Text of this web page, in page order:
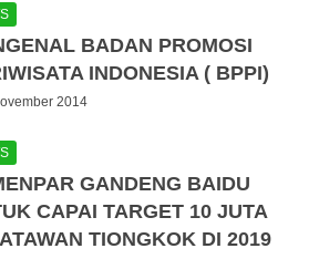
BADAN PROMOSI
INDONESIA ( BPPI)
2014
GANDENG BAIDU
CAPAI TARGET 10 JUTA
TIONGKOK DI 2019